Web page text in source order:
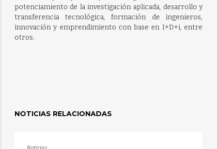
potenciamiento de la investigación aplicada, desarrollo y
transferencia tecnológica, formación de ingenieros,
innovación y emprendimiento con base en I+D+i, entre
otros.
NOTICIAS RELACIONADAS